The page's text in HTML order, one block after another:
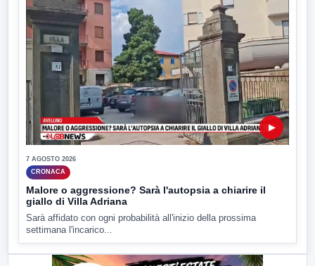
▶
7 AGOSTO 2026
CRONACA
Malore o aggressione? Sarà l'autopsia a chiarire il
giallo di Villa Adriana
Sarà affidato con ogni probabilità all'inizio della prossima
settimana l'incarico...